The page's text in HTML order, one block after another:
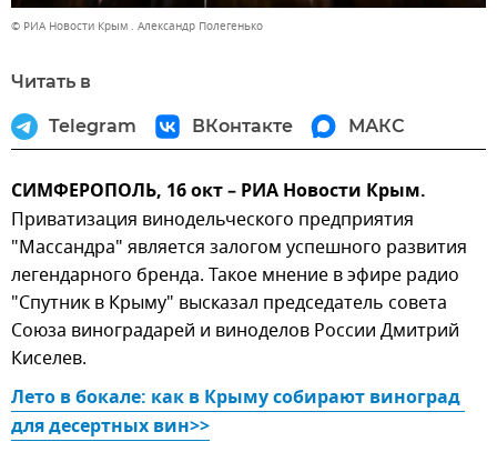
© РИА Новости Крым . Александр Полегенько
Читать в
Telegram ВКонтакте МАКС
СИМФЕРОПОЛЬ, 16 окт – РИА Новости Крым.
Приватизация винодельческого предприятия
"Массандра" является залогом успешного развития
легендарного бренда. Такое мнение в эфире радио
"Спутник в Крыму" высказал председатель совета
Союза виноградарей и виноделов России Дмитрий
Киселев.
Лето в бокале: как в Крыму собирают виноград
для десертных вин>>